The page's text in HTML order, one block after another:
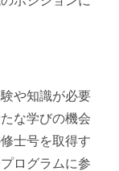
や知識が必要
な学びの機会
士号を取得す
ログラムに参